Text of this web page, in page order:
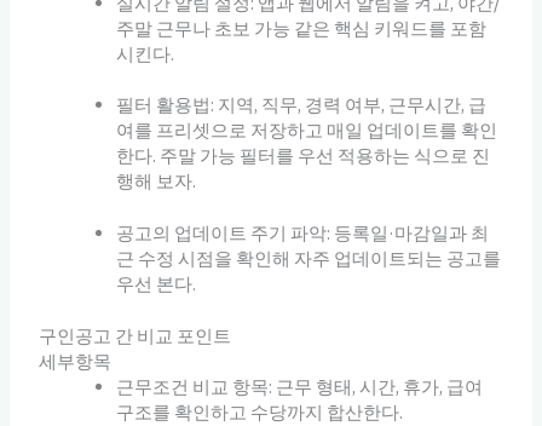
주말 근무나 초보 가능 같은 핵심 키워드를 포함
시킨다.
필터 활용법: 지역, 직무, 경력 여부, 근무시간, 급
여를 프리셋으로 저장하고 매일 업데이트를 확인
한다. 주말 가능 필터를 우선 적용하는 식으로 진
행해 보자.
공고의 업데이트 주기 파악: 등록일·마감일과 최
근 수정 시점을 확인해 자주 업데이트되는 공고를
우선 본다.
구인공고 간 비교 포인트
세부항목
근무조건 비교 항목: 근무 형태, 시간, 휴가, 급여
구조를 확인하고 수당까지 합산한다.